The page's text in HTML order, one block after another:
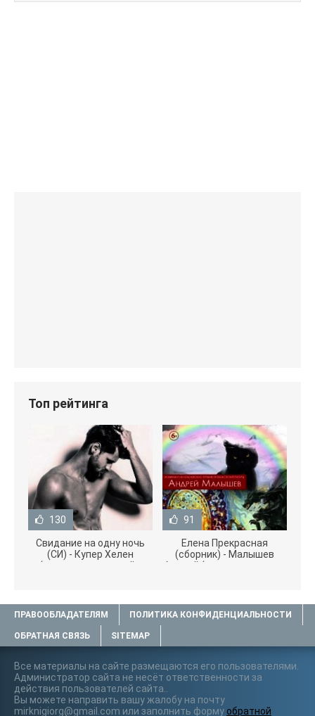
Топ рейтинга
130
Свидание на одну ночь
(СИ) - Купер Хелен
(читать книги онлайн
91
Елена Прекрасная
(сборник) - Малышев
Андрей (книги полностью
ПРАВООБЛАДАТЕЛЯМ ПОЛИТИКА КОНФИДЕНЦИАЛЬНОСТИ
ОБРАТНАЯ СВЯЗЬ SITEMAP
Все материалы на сайте размещаются его пользователями.
Администратор сайта не несёт ответственности за
действия пользователей сайта..
Вы можете направить вашу жалобу на почту
mirknigiorg@gmail.com или заполнить форму обратной